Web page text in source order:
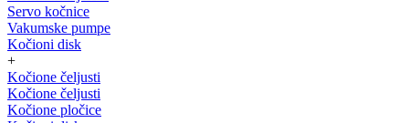
Servo kočnice
Vakumske pumpe
Kočioni disk
+
Kočione čeljusti
Kočione čeljusti
Kočione pločice